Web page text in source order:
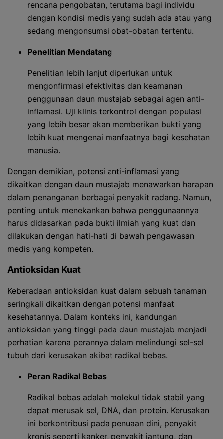
rencana pengobatan, terutama bagi individu
dengan kondisi medis yang sudah ada atau yang
sedang mengonsumsi obat-obatan tertentu.
Penelitian Mendatang
Penelitian lebih lanjut diperlukan untuk
mengonfirmasi efektivitas dan keamanan
penggunaan daun mustajab sebagai agen anti-
inflamasi. Uji klinis terkontrol dengan populasi
yang lebih besar akan memberikan bukti yang
lebih kuat mengenai manfaatnya bagi kesehatan
manusia.
Dengan demikian, potensi anti-inflamasi yang
dikaitkan dengan daun mustajab menawarkan harapan
dalam penanganan berbagai penyakit radang. Namun,
penting untuk menekankan bahwa penggunaannya
harus didasarkan pada bukti ilmiah yang kuat dan
dilakukan dengan hati-hati di bawah pengawasan
medis yang kompeten.
Antioksidan Kuat
Keberadaan antioksidan kuat dalam sebuah tanaman
seringkali dikaitkan dengan potensi manfaat
kesehatannya. Dalam konteks ini, kandungan
antioksidan yang tinggi pada daun mustajab menjadi
perhatian karena perannya dalam melindungi sel-sel
tubuh dari kerusakan akibat radikal bebas.
Peran Radikal Bebas
Radikal bebas adalah molekul tidak stabil yang
dapat merusak sel, DNA, dan protein. Kerusakan
ini berkontribusi pada penuaan dini, penyakit
kronis seperti kanker, penyakit jantung, dan